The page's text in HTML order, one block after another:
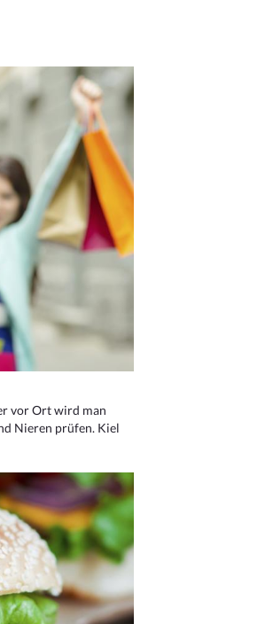
vor Ort wird man
Nieren prüfen. Kiel